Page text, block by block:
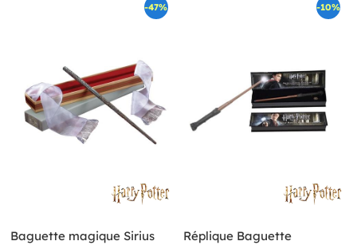
-47%
Baguette magique Sirius
-10%
Réplique Baguette